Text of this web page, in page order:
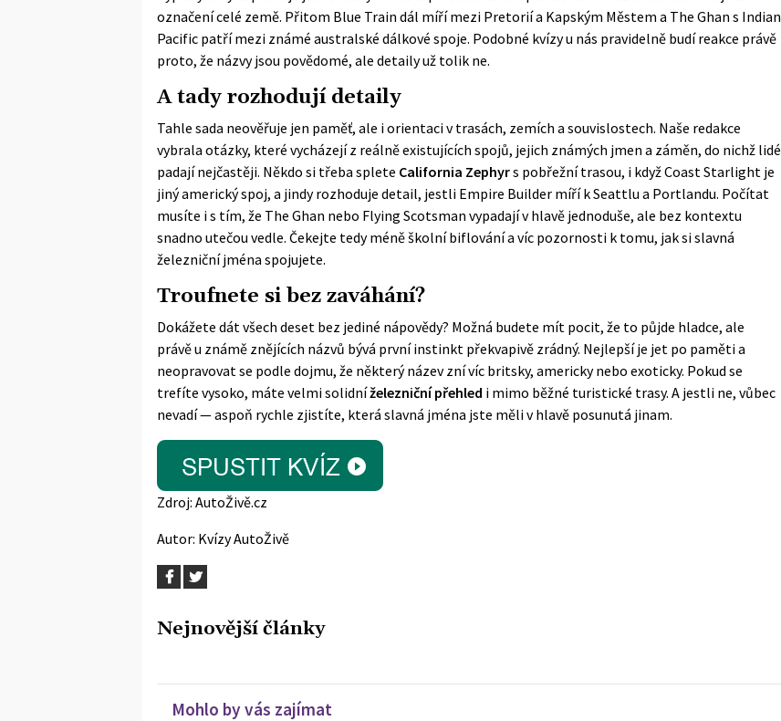
označení celé země. Přitom Blue Train dál míří mezi Pretorií a Kapským Městem a The Ghan s Indian
Pacific patří mezi známé australské dálkové spoje. Podobné kvízy u nás pravidelně budí reakce právě
proto, že názvy jsou povědomé, ale detaily už tolik ne.
A tady rozhodují detaily
Tahle sada neověřuje jen paměť, ale i orientaci v trasách, zemích a souvislostech. Naše redakce
vybrala otázky, které vycházejí z reálně existujících spojů, jejich známých jmen a záměn, do nichž lidé
padají nejčastěji. Někdo si třeba splete California Zephyrs pobřežní trasou, i když Coast Starlight je
jiný americký spoj, a jindy rozhoduje detail, jestli Empire Builder míří k Seattlu a Portlandu. Počítat
musíte i s tím, že The Ghan nebo Flying Scotsman vypadají v hlavě jednoduše, ale bez kontextu
snadno utečou vedle. Čekejte tedy méně školní biflování a víc pozornosti k tomu, jak si slavná
železniční jména spojujete.
Troufnete si bez zaváhání?
Dokážete dát všech deset bez jediné nápovědy? Možná budete mít pocit, že to půjde hladce, ale
právě u známě znějících názvů bývá první instinkt překvapivě zrádný. Nejlepší je jet po paměti a
neopravovat se podle dojmu, že některý název zní víc britsky, americky nebo exoticky. Pokud se
trefíte vysoko, máte velmi solidníželezniční přehled i mimo běžné turistické trasy. A jestli ne, vůbec
nevadí — aspoň rychle zjistíte, která slavná jména jste měli v hlavě posunutá jinam.
Zdroj: AutoŽivě.cz
Autor: Kvízy AutoŽivě
Nejnovější články
Mohlo by vás zajímat